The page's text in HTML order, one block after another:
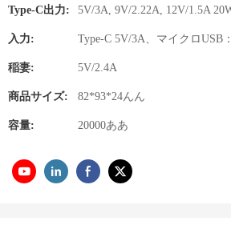
Type-C出力: 5V/3A, 9V/2.22A, 12V/1.5A
入力: Type-C 5V/3A、マイクロUSB
稲妻: 5V/2.4A
商品サイズ: 82*93*24んん
容量: 20000ああ